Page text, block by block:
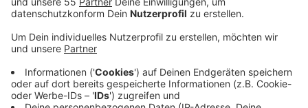
Anzeige
Bislang war das Erlangen eines Doktorgrads nur über
eine Kooperation mit einer Universität möglich.